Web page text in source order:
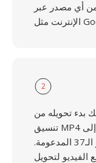
أي مصدر عبر
2
بدء تحويله من
تنسيق MP4 إلى SWF. إذا لزم الأمر قم بتغيير تنسيق
الإخراج إلى أحد تنسيقات الفيديو الـ37 المدعومة.
لتحويل